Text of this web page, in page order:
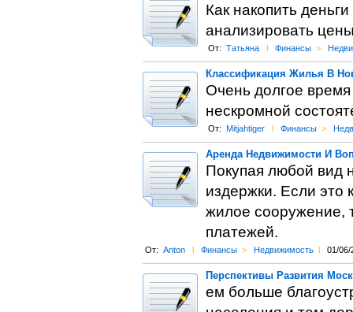
Как накопить
анализировать
От: Татьяна l Финансы >
Классификация Жилья В
Очень долгое время
нескромной
От: Mitjahtiger l Финансы >
Аренда Недвижимости И
Покупая любой вид
издержки. Если это
жилое сооружение,
платежей.
От: Anton l Финансы > Недвижимость l 01/06/
Перспективы Развития
ем больше